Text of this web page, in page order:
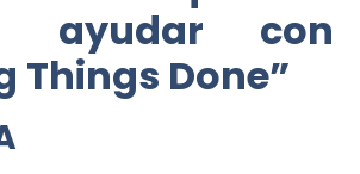
ayudar con
Things Done”